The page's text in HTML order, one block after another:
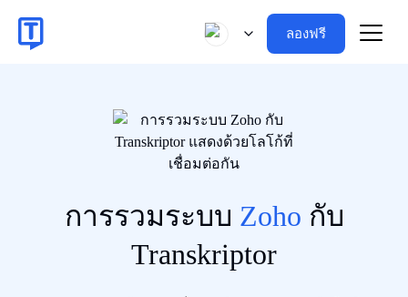
ลองฟรี
การรวมระบบ Zoho กับ
Transkriptor